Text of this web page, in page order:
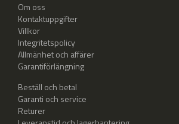
Om oss
Kontaktuppgifter
Villkor
Integritetspolicy
Allmänhet och affärer
Garantiförlängning
Beställ och betal
Garanti och service
Returer